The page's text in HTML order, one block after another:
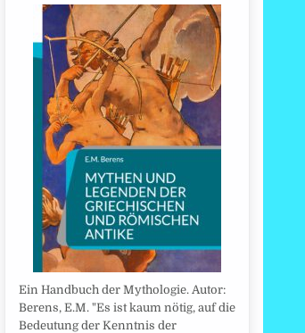
Ein Handbuch der Mythologie. Autor:
Berens, E.M. "Es ist kaum nötig, auf die
Bedeutung der Kenntnis der